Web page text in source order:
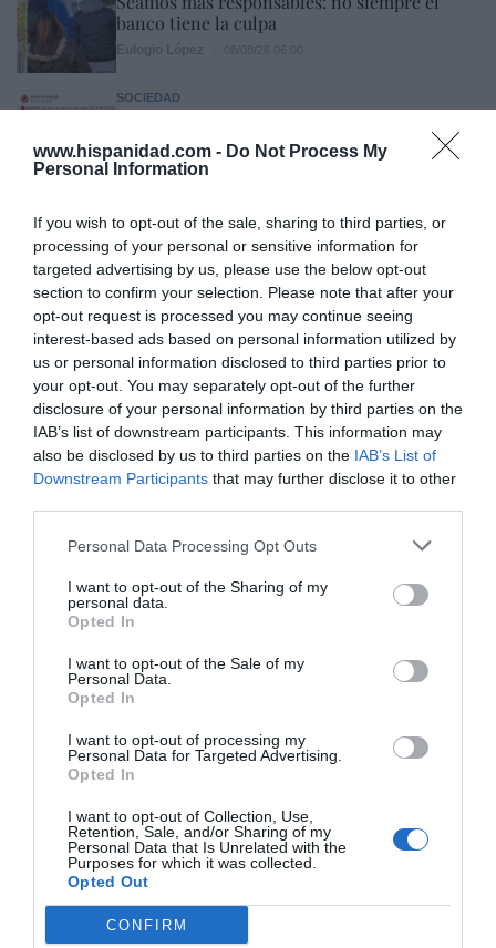
www.hispanidad.com - Do Not Process My
Personal Information
If you wish to opt-out of the sale, sharing to third parties, or
processing of your personal or sensitive information for
targeted advertising by us, please use the below opt-out
section to confirm your selection. Please note that after your
opt-out request is processed you may continue seeing
interest-based ads based on personal information utilized by
us or personal information disclosed to third parties prior to
your opt-out. You may separately opt-out of the further
disclosure of your personal information by third parties on the
IAB’s list of downstream participants. This information may
also be disclosed by us to third parties on the IAB’s List of
Downstream Participants that may further disclose it to other
Personal Data Processing Opt Outs
I want to opt-out of the Sharing of my
personal data.
Opted In
I want to opt-out of the Sale of my
Personal Data.
Opted In
I want to opt-out of processing my
Personal Data for Targeted Advertising.
Opted In
I want to opt-out of Collection, Use,
Retention, Sale, and/or Sharing of my
Personal Data that Is Unrelated with the
Purposes for which it was collected.
Opted Out
CONFIRM
banco tiene la culpa
SOCIEDAD
Redacción 08/08/26 06:00
INTERNACIONAL
Colombia. La bancada provida impulsa una
reforma para incluir que el derecho a la vida
es inviolable “desde la fecundación”
José Ángel Gutiérrez 08/08/26 06:00
INTERNACIONAL
La bomba de Hiroshima no perseguía a
Occidente, la de Nagasaki sí: era la ciudad
católica del Japón
La batalla no es solo “híbrida” ni
“biopolítica”, sino espiritual... y la ganará la
Virgen
Gabriel Galdón 08/08/26 06:00
SOCIEDAD
bendecido en otros miembros de la Unión
Europea
historia, de poner la verdadera, de
desmontar la falsificación, es un trabajo
cristiano"
por Hispanidad